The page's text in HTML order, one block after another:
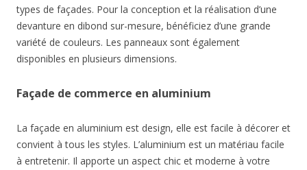
types de façades. Pour la conception et la réalisation d’une
devanture en dibond sur-mesure, bénéficiez d’une grande
variété de couleurs. Les panneaux sont également
disponibles en plusieurs dimensions.
Façade de commerce en aluminium
La façade en aluminium est design, elle est facile à décorer et
convient à tous les styles. L’aluminium est un matériau facile
à entretenir. Il apporte un aspect chic et moderne à votre